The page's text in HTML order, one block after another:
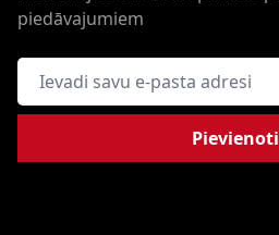
piedāvajumiem
E-pasta adrese